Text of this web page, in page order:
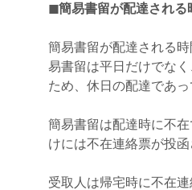
◼簡易書留が配達される
簡易書留が配達される
易書留は平日だけでな
ため、休日の配達であ
簡易書留は配達時に不
けには不在連絡票が投函
受取人は帰宅時に不在